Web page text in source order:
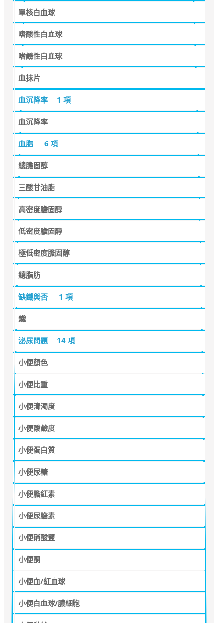
單核白血球
嗜酸性白血球
嗜鹼性白血球
血抹片
血沉降率 1 項
血沉降率
血脂 6 項
總膽固醇
三酸甘油脂
高密度膽固醇
低密度膽固醇
極低密度膽固醇
總脂肪
缺鐵與否 1 項
鐵
泌尿問題 14 項
小便顏色
小便比重
小便清濁度
小便酸鹼度
小便蛋白質
小便尿糖
小便膽紅素
小便尿膽素
小便硝酸盬
小便酮
小便血/紅血球
小便白血球/膿細胞